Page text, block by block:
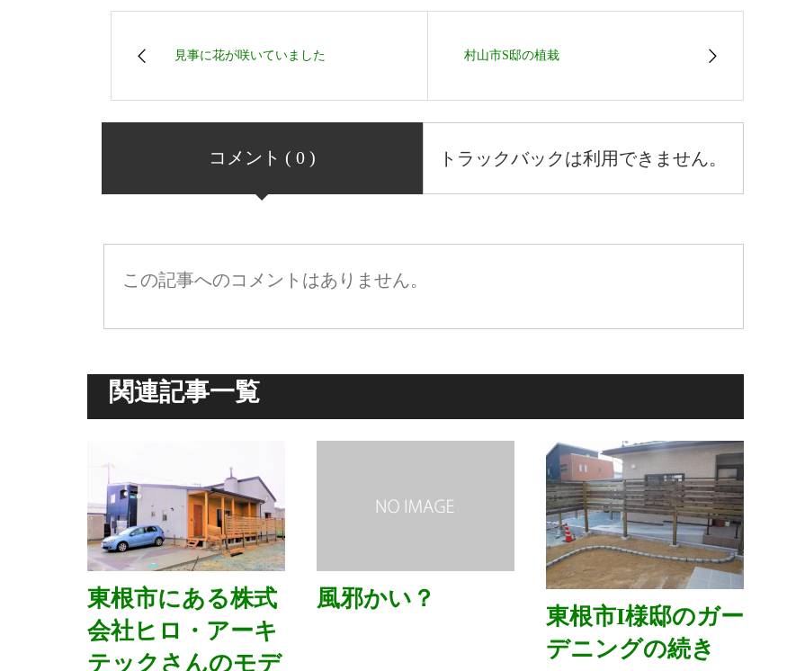
見事に花が咲いていました 村山市S邸の植栽
コメント ( 0 ) トラックバックは利用できません。
この記事へのコメントはありません。
関連記事一覧
東根市にある株式
会社ヒロ・アーキ
テックさんのモデ
風邪かい？
東根市I様邸のガー
デニングの続き